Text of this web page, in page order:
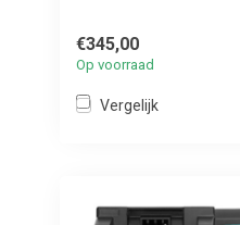
€345,00
Op voorraad
Vergelijk